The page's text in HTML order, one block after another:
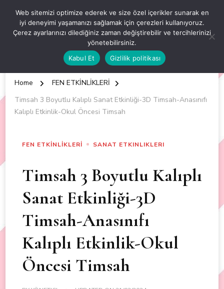
OKUL ÖNCESİ ETKİNLİKLER
EN YENİ VE ÖZGÜN OKUL ÖNCESİ ETKİNLİKLERİ
Home
FEN ETKİNLİKLERİ
Timsah 3 Boyutlu Kalıplı Sanat Etkinliği-3D Timsah-Anasınıfı
Kalıplı Etkinlik-Okul Öncesi Timsah
FEN ETKİNLİKLERİ SANAT ETKINLIKLERI
Timsah 3 Boyutlu Kalıplı
Sanat Etkinliği-3D
Timsah-Anasınıfı
Kalıplı Etkinlik-Okul
Öncesi Timsah
Web sitemizi optimize ederek ve size özel içerikler sunarak en
iyi deneyimi yaşamanızı sağlamak için çerezleri kullanıyoruz.
Çerez ayarlarınızı dilediğiniz zaman değiştirebilir ve tercihlerinizi
yönetebilirsiniz.
Kabul Et
Gizlilik politikası